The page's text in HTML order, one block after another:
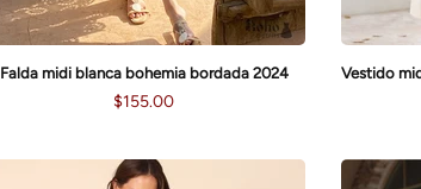
Falda midi blanca bohemia bordada 2024
$155.00